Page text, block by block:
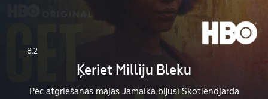
8.2
Ķeriet Milliju Bleku
Pēc atgriešanās mājās Jamaikā bijusī Skotlendjarda